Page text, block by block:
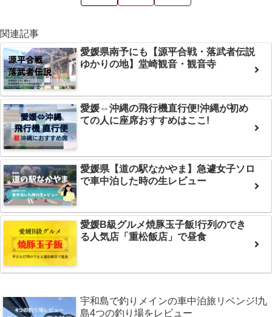
関連記事
愛媛県南予にも【源平合戦・落武者伝説
ゆかりの地】堂崎観音・観音寺
愛媛⇔沖縄の飛行機直行便!沖縄が初め
ての人に座席おすすめはここ!
愛媛県【道の駅なかやま】急遽女子ソロ
で車中泊した時の生レビュー
愛媛B級グルメ焼豚玉子飯!行列のでき
る人気店「重松飯店」で昼食
宇和島で釣りメインの車中泊旅リベンジ!九
島4つの釣り場をレビュー